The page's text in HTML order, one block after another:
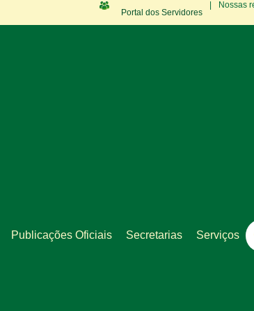
Portal dos Servidores
Nossas
Publicações Oficiais Secretarias Serviços